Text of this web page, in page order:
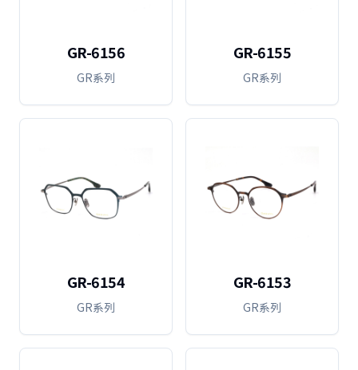
GR-6156
GR系列
GR-6155
GR系列
GR-6154
GR系列
GR-6153
GR系列